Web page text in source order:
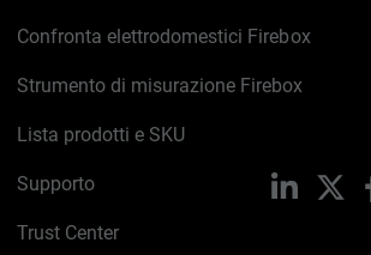
Confronta elettrodomestici Firebox
Strumento di misurazione Firebox
Lista prodotti e SKU
Supporto
Trust Center
LinkedIn